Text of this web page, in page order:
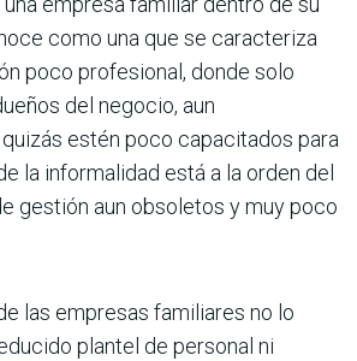
como una que se caracteriza
poco profesional, donde solo
del negocio, aun
estén poco capacitados para
la informalidad está a la orden del
gestión aun obsoletos y muy poco
las empresas familiares no lo
plantel de personal ni